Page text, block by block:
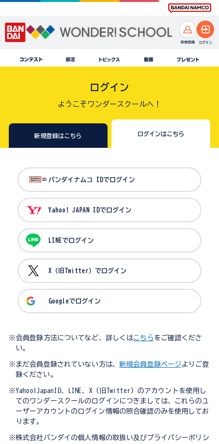
ログイン
ようこそワンダースクールへ！
新規登録はこちら ログインはこちら
バンダイナムコ IDでログイン
Yahoo! JAPAN IDでログイン
LINEでログイン
X（旧Twitter）でログイン
Googleでログイン
※会員登録方法についてなど、詳しくはこちら をご確認くださ
い。
※まだ会員登録されていない方は、 新規会員登録ページ よりご登
録ください。
※Yahoo!JapanID、LINE、X（旧Twitter）のアカウントを使用し
てのワンダースクールのログインにつきましては、これらのユ
ーザーアカウントのログイン情報の照合確認のみを使用してお
ります。
※株式会社バンダイの個人情報の取扱い及びプライバシーポリシ